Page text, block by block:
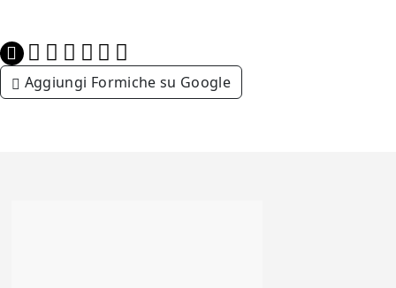
Aggiungi Formiche su Google